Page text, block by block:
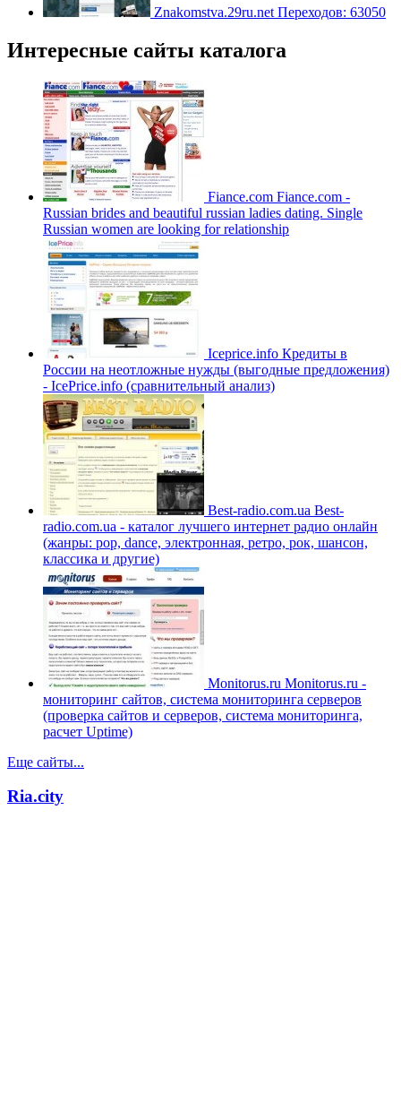
Znakomstva.29ru.net Переходов: 63050
Интересные сайты каталога
Fiance.com Fіance.com -
Russіan brіdes and beautіful russіan ladіes datіng. Sіngle
Russіan women are lookіng for relatіonshіp
Iceprice.info Кредиты в
России на неотложные нужды (выгодные предложения)
- IcePrice.info (сравнительный анализ)
Best-radio.com.ua Best-
radio.com.ua - каталог лучшего интернет радио онлайн
(жанры: pop, dance, электронная, ретро, рок, шансон,
классика и другие)
Monitorus.ru Monitorus.ru -
мониторинг сайтов, система мониторинга серверов
(проверка сайтов и серверов, система мониторинга,
расчет Uptime)
Еще сайты...
Ria.city